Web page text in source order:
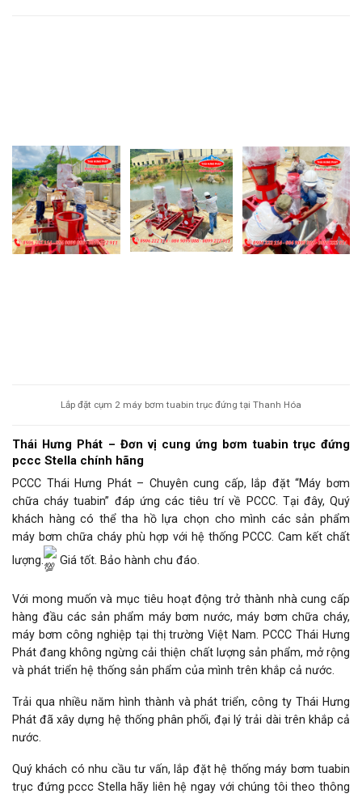
Lắp đặt cụm 2 máy bơm tuabin trục đứng tại Thanh Hóa
Thái Hưng Phát – Đơn vị cung ứng bơm tuabin trục đứng
pccc Stella chính hãng
PCCC Thái Hưng Phát – Chuyên cung cấp, lắp đặt “Máy bơm
chữa cháy tuabin” đáp ứng các tiêu trí về PCCC. Tại đây, Quý
khách hàng có thể tha hồ lựa chọn cho mình các sản phẩm
máy bơm chữa cháy phù hợp với hệ thống PCCC. Cam kết chất
lượng.
Giá tốt. Bảo hành chu đáo.
Với mong muốn và mục tiêu hoạt động trở thành nhà cung cấp
hàng đầu các sản phẩm máy bơm nước, máy bơm chữa cháy,
máy bơm công nghiệp tại thị trường Việt Nam. PCCC Thái Hưng
Phát đang không ngừng cải thiện chất lượng sản phẩm, mở rộng
và phát triển hệ thống sản phẩm của mình trên khắp cả nước.
Trải qua nhiều năm hình thành và phát triển, công ty Thái Hưng
Phát đã xây dựng hệ thống phân phối, đại lý trải dài trên khắp cả
nước.
Quý khách có nhu cầu tư vấn, lắp đặt hệ thống máy bơm tuabin
trục đứng pccc Stella hãy liên hệ ngay với chúng tôi theo thông